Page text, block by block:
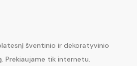
šventinio ir dekoratyvinio
Prekiaujame tik internetu.